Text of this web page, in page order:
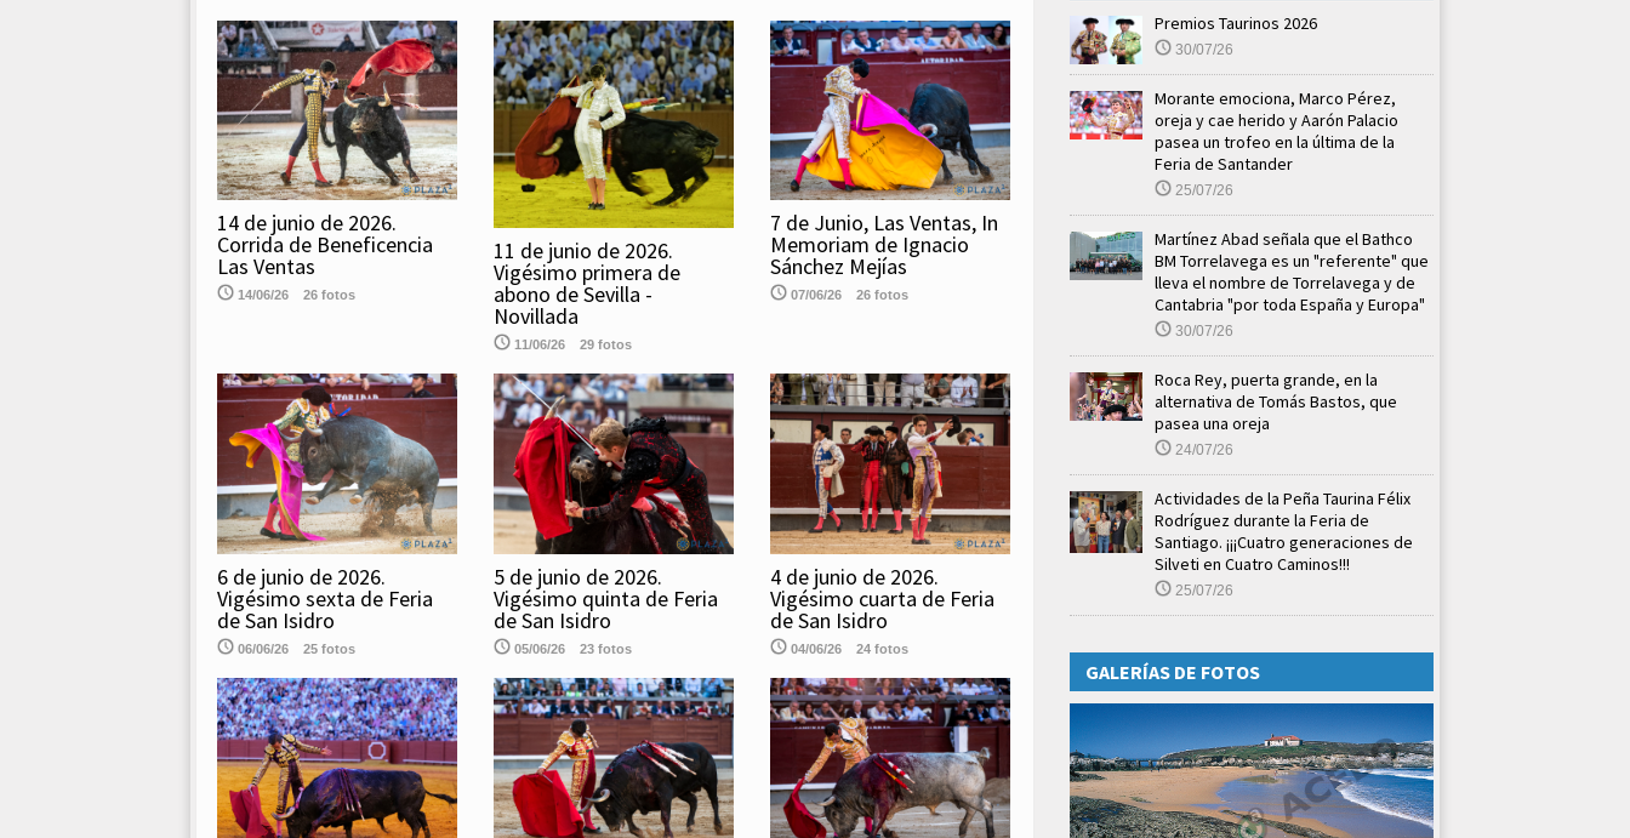
14 de junio de 2026.
Corrida de Beneficencia
Las Ventas
14/06/26 26 fotos
11 de junio de 2026.
Vigésimo primera de
abono de Sevilla -
Novillada
11/06/26 29 fotos
7 de Junio, Las Ventas, In
Memoriam de Ignacio
Sánchez Mejías
07/06/26 26 fotos
6 de junio de 2026.
Vigésimo sexta de Feria
de San Isidro
06/06/26 25 fotos
5 de junio de 2026.
Vigésimo quinta de Feria
de San Isidro
05/06/26 23 fotos
4 de junio de 2026.
Vigésimo cuarta de Feria
de San Isidro
04/06/26 24 fotos
Premios Taurinos 2026
30/07/26
Morante emociona, Marco Pérez,
oreja y cae herido y Aarón Palacio
pasea un trofeo en la última de la
Feria de Santander
25/07/26
Martínez Abad señala que el Bathco
BM Torrelavega es un "referente" que
lleva el nombre de Torrelavega y de
Cantabria "por toda España y Europa"
30/07/26
Roca Rey, puerta grande, en la
alternativa de Tomás Bastos, que
pasea una oreja
24/07/26
Actividades de la Peña Taurina Félix
Rodríguez durante la Feria de
Santiago. ¡¡¡Cuatro generaciones de
Silveti en Cuatro Caminos!!!
25/07/26
GALERÍAS DE FOTOS